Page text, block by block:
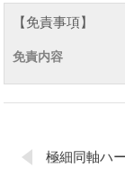
【免責事項】
免責内容
極細同軸ハ